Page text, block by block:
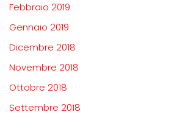
Febbraio 2019
Gennaio 2019
Dicembre 2018
Novembre 2018
Ottobre 2018
Settembre 2018